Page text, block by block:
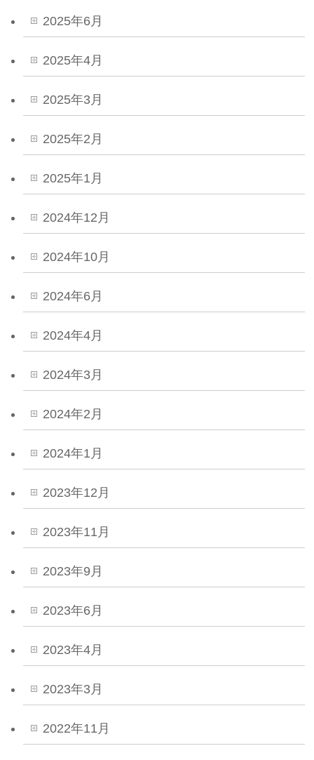
2025年6月
2025年4月
2025年3月
2025年2月
2025年1月
2024年12月
2024年10月
2024年6月
2024年4月
2024年3月
2024年2月
2024年1月
2023年12月
2023年11月
2023年9月
2023年6月
2023年4月
2023年3月
2022年11月